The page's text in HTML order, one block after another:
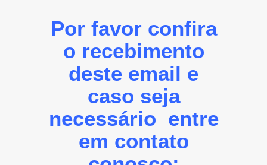
Por favor confira
o recebimento
deste email e
caso seja
necessário entre
em contato